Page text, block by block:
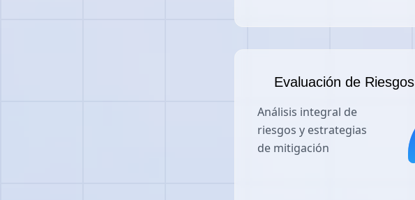
Evaluación de Riesgos
Análisis integral de
riesgos y estrategias
de mitigación